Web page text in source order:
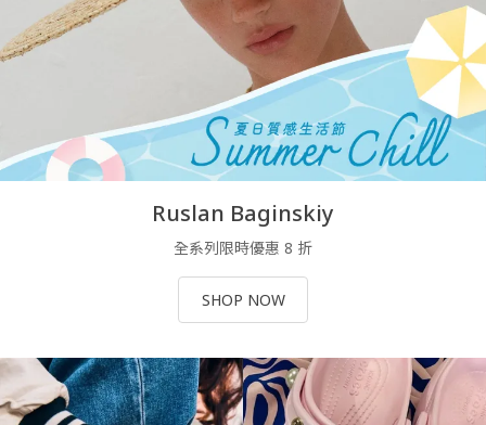
Ruslan Baginskiy
全系列限時優惠 8 折
SHOP NOW